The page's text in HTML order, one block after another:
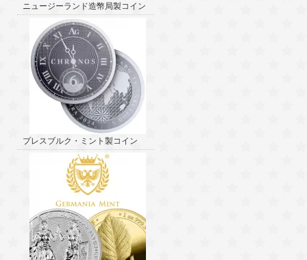
ニュージーランド造幣局製コイン
プレスブルク・ミント製コイン